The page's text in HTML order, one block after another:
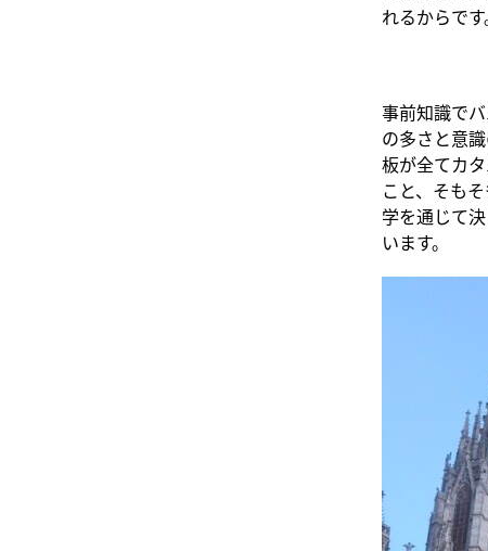
れるからです
事前知識で
の多さと意
板が全てカ
こと、そも
学を通じて
います。